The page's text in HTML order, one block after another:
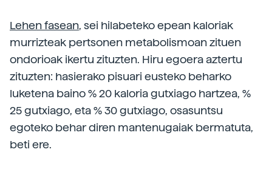
Lehen fasean, sei hilabeteko epean kaloriak
murrizteak pertsonen metabolismoan zituen
ondorioak ikertu zituzten. Hiru egoera aztertu
zituzten: hasierako pisuari eusteko beharko
luketena baino % 20 kaloria gutxiago hartzea, %
25 gutxiago, eta % 30 gutxiago, osasuntsu
egoteko behar diren mantenugaiak bermatuta,
beti ere.